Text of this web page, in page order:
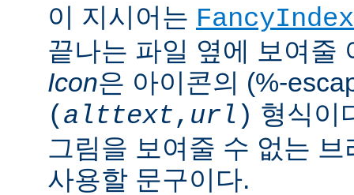
이 지시어는
끝나는 파일 옆에 보여줄
Icon은 아이콘의 (%-
( alttext, url ) 형식이
그림을 보여줄 수 없는
사용할 문구이다.